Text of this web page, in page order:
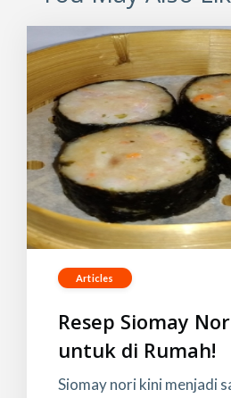
Articles
Resep Siomay
untuk di Rumah!
Siomay nori kini menjadi